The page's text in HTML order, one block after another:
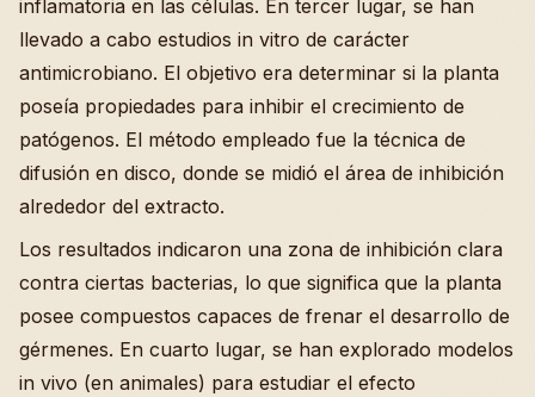
inflamatoria en las células. En tercer lugar, se han
llevado a cabo estudios in vitro de carácter
antimicrobiano. El objetivo era determinar si la planta
poseía propiedades para inhibir el crecimiento de
patógenos. El método empleado fue la técnica de
difusión en disco, donde se midió el área de inhibición
alrededor del extracto.
Los resultados indicaron una zona de inhibición clara
contra ciertas bacterias, lo que significa que la planta
posee compuestos capaces de frenar el desarrollo de
gérmenes. En cuarto lugar, se han explorado modelos
in vivo (en animales) para estudiar el efecto